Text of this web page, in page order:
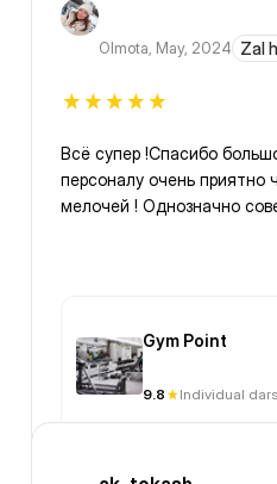
Olmota, May, 2024 Zal
Всё супер !Спасибо
персоналу очень приятно
мелочей ! Однозначно
Gym Point
9.8 Individual